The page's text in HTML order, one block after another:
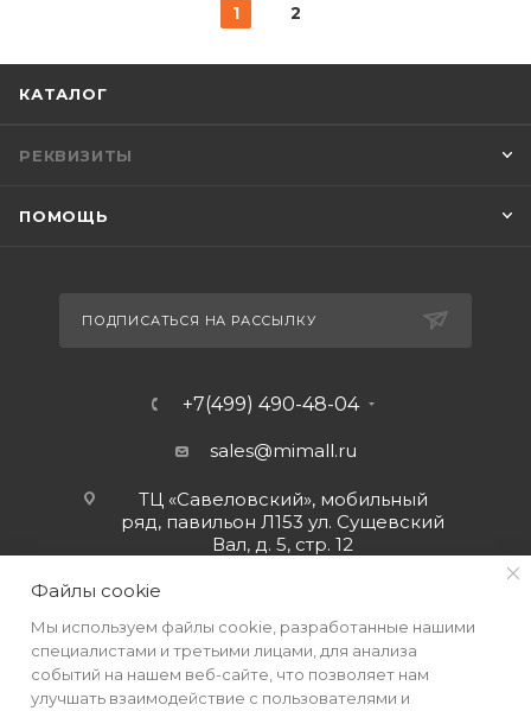
1 2
КАТАЛОГ
РЕКВИЗИТЫ
ПОМОЩЬ
ПОДПИСАТЬСЯ НА РАССЫЛКУ
+7(499) 490-48-04
sales@mimall.ru
ТЦ «Савеловский», мобильный
ряд, павильон Л153 ул. Сущевский
Вал, д. 5, стр. 12
Файлы cookie
Мы используем файлы cookie, разработанные нашими
специалистами и третьими лицами, для анализа
событий на нашем веб-сайте, что позволяет нам
улучшать взаимодействие с пользователями и